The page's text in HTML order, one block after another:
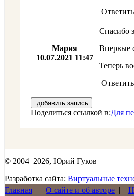
Мария
10.07.2021 11:47
Спасибо
Впервые
Теперь
добавить запись
Поделиться ссылкой в:Для
© 2004–2026, Юрий Гуков
Разработка сайта: Виртуальные
Главная | О сайте и об авторе |